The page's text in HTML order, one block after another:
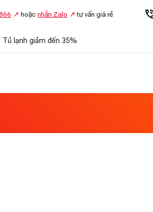
hoặcnhắn Zalo tư vấn giá rẻ
Tủ lạnh giảm đến 35%